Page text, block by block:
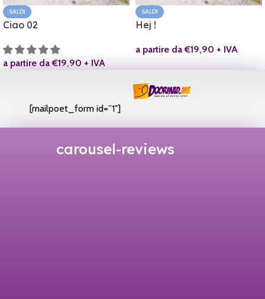
SALDI
Ciao 02
a partire da€19,90 + IVA
SALDI
Hej !
a partire da€19,90 + IVA
[mailpoet_form id=”1″]
carousel-reviews